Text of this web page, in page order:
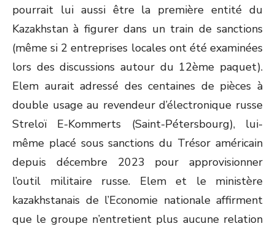
pourrait lui aussi être la première entité du
Kazakhstan à figurer dans un train de sanctions
(même si 2 entreprises locales ont été examinées
lors des discussions autour du 12ème paquet).
Elem aurait adressé des centaines de pièces à
double usage au revendeur d’électronique russe
Streloï E-Kommerts (Saint-Pétersbourg), lui-
même placé sous sanctions du Trésor américain
depuis décembre 2023 pour approvisionner
l’outil militaire russe. Elem et le ministère
kazakhstanais de l’Economie nationale affirment
que le groupe n’entretient plus aucune relation